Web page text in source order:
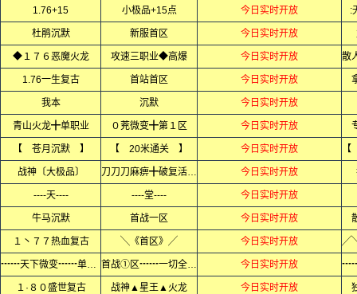
1.76+15 小极品+15点 今日实时开放 :
杜鹃沉默 新服首区 今日实时开放
◆１７６恶魔火龙 攻速三职业◆高爆 今日实时开放
1.76一生复古 首站首区 今日实时开放
我本 沉默 今日实时开放
青山火龙╋单职业 ０茺微变╋第１区 今日实时开放
【 苍月沉默 】 【 20米通关 】 今日实时开放
战神〔大极品〕 刀刀刀麻痹╋破复活神器 今日实时开放
----天---- ----堂---- 今日实时开放
牛马沉默 首战一区 今日实时开放
１丶７７热血复古 ╲《首区》╱ 今日实时开放
┅┅天下微变┅┅单职业 首战①区┅┅一切全爆┅┅ 今日实时开放
１·８０盛世复古 战神▲星王▲火龙 今日实时开放